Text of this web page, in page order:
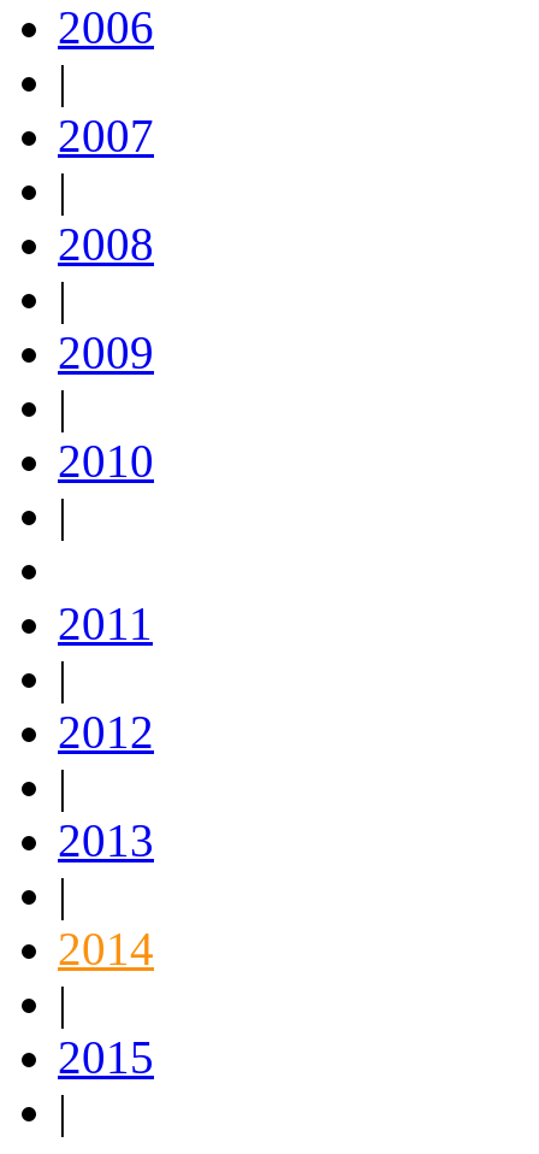
2006
|
2007
|
2008
|
2009
|
2010
|
2011
|
2012
|
2013
|
2014
|
2015
|